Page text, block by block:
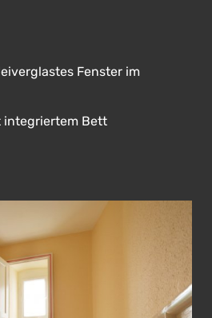
Fenster im
integriertem Bett